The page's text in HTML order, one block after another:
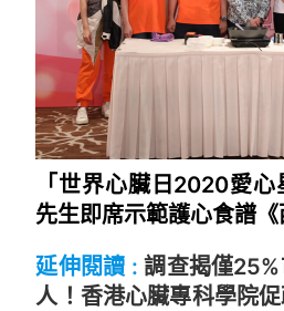
「世界心臟日2020愛
先生即席示範護心食譜《
延伸閱讀 :調查揭僅
人！香港心臟專科學院